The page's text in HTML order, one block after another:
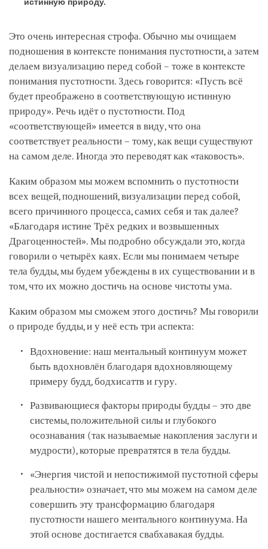
Это очень интересная строфа. Обычно мы очищаем
подношения в контексте понимания пустотности, а затем
делаем визуализацию перед собой – тоже в контексте
понимания пустотности. Здесь говорится: «Пусть всё
будет преображено в соответствующую истинную
природу». Речь идёт о пустотности. Под
«соответствующей» имеется в виду, что она
соответствует реальности – тому, как вещи существуют
на самом деле. Иногда это переводят как «таковость».
Каким образом мы можем вспомнить о пустотности
всех вещей, подношений, визуализации перед собой,
всего причинного процесса, самих себя и так далее?
«Благодаря истине Трёх редких и возвышенных
Драгоценностей». Мы подробно обсуждали это, когда
говорили о четырёх каях. Если мы понимаем четыре
тела будды, мы будем убеждены в их существовании и в
том, что их можно достичь на основе чистоты ума.
Каким образом мы сможем этого достичь? Мы говорили
о природе будды, и у неё есть три аспекта:
Вдохновение: наш ментальный континуум может
быть вдохновлён благодаря вдохновляющему
примеру будд, бодхисаттв и гуру.
Развивающиеся факторы природы будды – это две
системы, положительной силы и глубокого
осознавания (так называемые накопления заслуги и
мудрости), которые превратятся в тела будды.
«Энергия чистой и непостижимой пустотной сферы
реальности» означает, что мы можем на самом деле
совершить эту трансформацию благодаря
пустотности нашего ментального континуума. На
этой основе достигается свабхавакая будды.